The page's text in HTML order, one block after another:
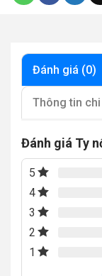
Đánh giá (0)
Thông tin
Đánh giá Ty
5
4
3
2
1